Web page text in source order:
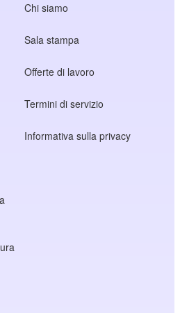
Chi siamo
Sala stampa
Offerte di lavoro
Termini di servizio
Informativa sulla privacy